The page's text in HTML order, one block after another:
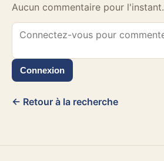
Aucun commentaire pour l'instant.
Connexion
← Retour à la recherche